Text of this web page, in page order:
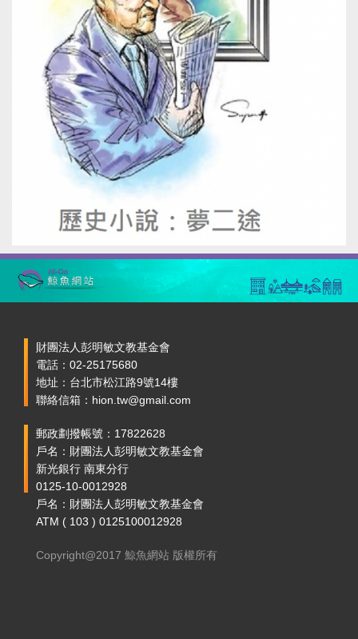
財團法人彭明敏文教基金會
電話：02-25175680
地址：台北市松江路9號14樓
聯絡信箱：hion.tw@gmail.com
郵政劃撥帳號：17822628
戶名：財團法人彭明敏文教基金會
新光銀行 南東分行
0125-10-0012928
戶名：財團法人彭明敏文教基金會
ATM ( 103 ) 0125100012928
Copyright@2017 鯨魚網站 版權所有